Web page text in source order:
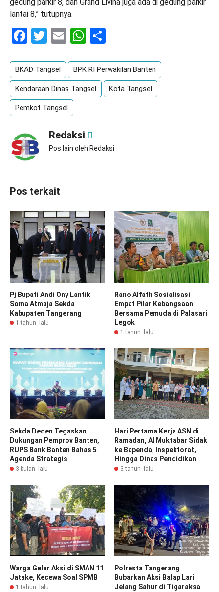
gedung parkir 8, dan Grand Livina juga ada di gedung parkir
lantai 8,” tutupnya.
Facebook
Twitter
EmailWhatsApp
BKAD Tangsel BPK RI Perwakilan Banten
Kendaraan Dinas Tangsel Kota Tangsel
Pemkot Tangsel
Redaksi
Pos lain oleh Redaksi
Pos terkait
Pj Bupati Andi Ony Lantik
Soma Atmaja Sekda
Kabupaten Tangerang
1 tahun lalu
Rano Alfath Sosialisasi
Empat Pilar Kebangsaan
Bersama Pemuda di Palasari
Legok
1 tahun lalu
Sekda Deden Tegaskan
Dukungan Pemprov Banten,
RUPS Bank Banten Bahas 5
Agenda Strategis
3 bulan lalu
Hari Pertama Kerja ASN di
Ramadan, Al Muktabar Sidak
ke Bapenda, Inspektorat,
Hingga Dinas Pendidikan
3 tahun lalu
Warga Gelar Aksi di SMAN 11
Jatake, Kecewa Soal SPMB
1 tahun lalu
Polresta Tangerang
Bubarkan Aksi Balap Lari
Jelang Sahur di Tigaraksa